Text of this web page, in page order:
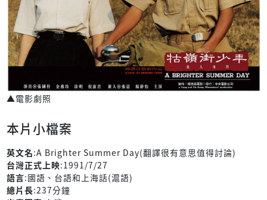
▲電影劇照
本片小檔案
英文名:A Brighter Summer Day(翻譯很有意思值得討論)
台灣正式上映:1991/7/27
語言:國語、台語和上海話(滬語)
總片長:237分鐘